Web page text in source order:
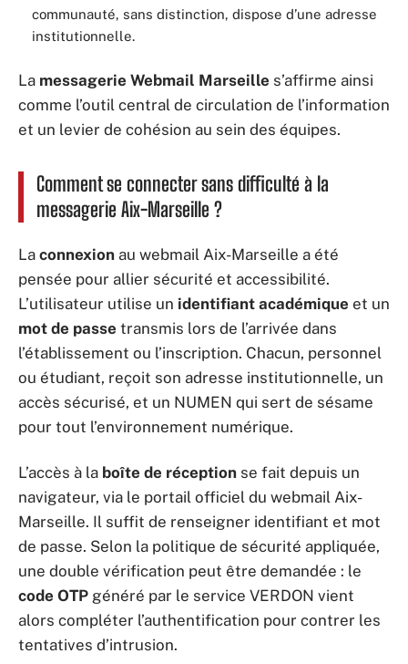
communauté, sans distinction, dispose d’une adresse
institutionnelle.
La messagerie Webmail Marseille s’affirme ainsi
comme l’outil central de circulation de l’information
et un levier de cohésion au sein des équipes.
Comment se connecter sans difficulté à la
messagerie Aix-Marseille ?
La connexion au webmail Aix-Marseille a été
pensée pour allier sécurité et accessibilité.
L’utilisateur utilise un identifiant académique et un
mot de passe transmis lors de l’arrivée dans
l’établissement ou l’inscription. Chacun, personnel
ou étudiant, reçoit son adresse institutionnelle, un
accès sécurisé, et un NUMEN qui sert de sésame
pour tout l’environnement numérique.
L’accès à la boîte de réception se fait depuis un
navigateur, via le portail officiel du webmail Aix-
Marseille. Il suffit de renseigner identifiant et mot
de passe. Selon la politique de sécurité appliquée,
une double vérification peut être demandée : le
code OTP généré par le service VERDON vient
alors compléter l’authentification pour contrer les
tentatives d’intrusion.